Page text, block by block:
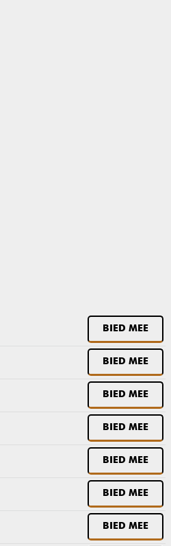
BIED MEE
BIED MEE
BIED MEE
BIED MEE
BIED MEE
BIED MEE
BIED MEE